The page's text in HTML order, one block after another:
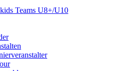
Teams U8+/U10